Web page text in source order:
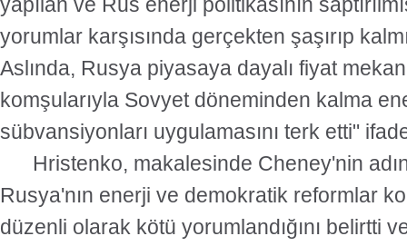
yorumlar karşısında gerçekten şaşırıp
Aslında, Rusya piyasaya dayalı fiyat
komşularıyla Sovyet döneminden kalma
sübvansiyonları uygulamasını terk etti"
Hristenko, makalesinde Cheney'nin
Rusya'nın enerji ve demokratik reformlar
düzenli olarak kötü yorumlandığını belirtti